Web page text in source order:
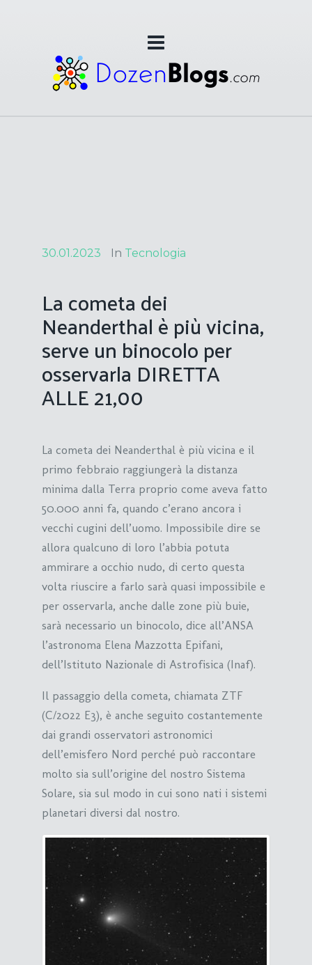
30.01.2023 In Tecnologia
La cometa dei
Neanderthal è più vicina,
serve un binocolo per
osservarla DIRETTA
ALLE 21,00
La cometa dei Neanderthal è più vicina e il
primo febbraio raggiungerà la distanza
minima dalla Terra proprio come aveva fatto
50.000 anni fa, quando c’erano ancora i
vecchi cugini dell’uomo. Impossibile dire se
allora qualcuno di loro l’abbia potuta
ammirare a occhio nudo, di certo questa
volta riuscire a farlo sarà quasi impossibile e
per osservarla, anche dalle zone più buie,
sarà necessario un binocolo, dice all’ANSA
l’astronoma Elena Mazzotta Epifani,
dell’Istituto Nazionale di Astrofisica (Inaf).
Il passaggio della cometa, chiamata ZTF
(C/2022 E3), è anche seguito costantemente
dai grandi osservatori astronomici
dell’emisfero Nord perché può raccontare
molto sia sull’origine del nostro Sistema
Solare, sia sul modo in cui sono nati i sistemi
planetari diversi dal nostro.